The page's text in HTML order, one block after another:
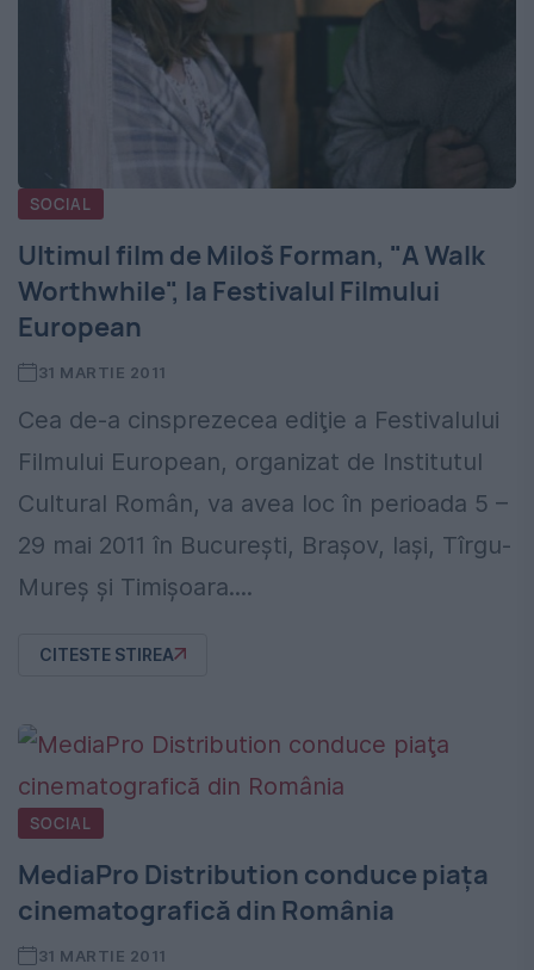
SOCIAL
Ultimul film de Miloš Forman, "A Walk
Worthwhile", la Festivalul Filmului
European
31 MARTIE 2011
Cea de-a cinsprezecea ediţie a Festivalului
Filmului European, organizat de Institutul
Cultural Român, va avea loc în perioada 5 –
29 mai 2011 în Bucureşti, Braşov, Iaşi, Tîrgu-
Mureş şi Timişoara....
CITESTE STIREA
SOCIAL
MediaPro Distribution conduce piaţa
cinematografică din România
31 MARTIE 2011